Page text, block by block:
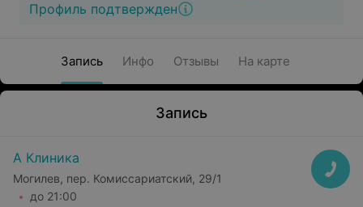
Профиль подтвержден
Запись Инфо Отзывы На карте
Запись
А Клиника
Могилев, пер. Комиссариатский, 29/1
до 21:00